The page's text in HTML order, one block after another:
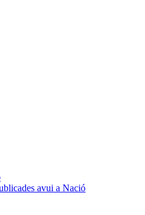
avui a Nació